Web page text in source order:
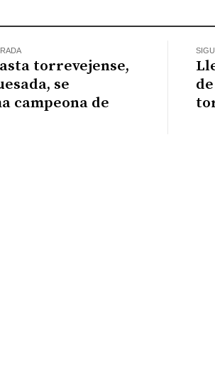
torrevejense,
se
campeona de